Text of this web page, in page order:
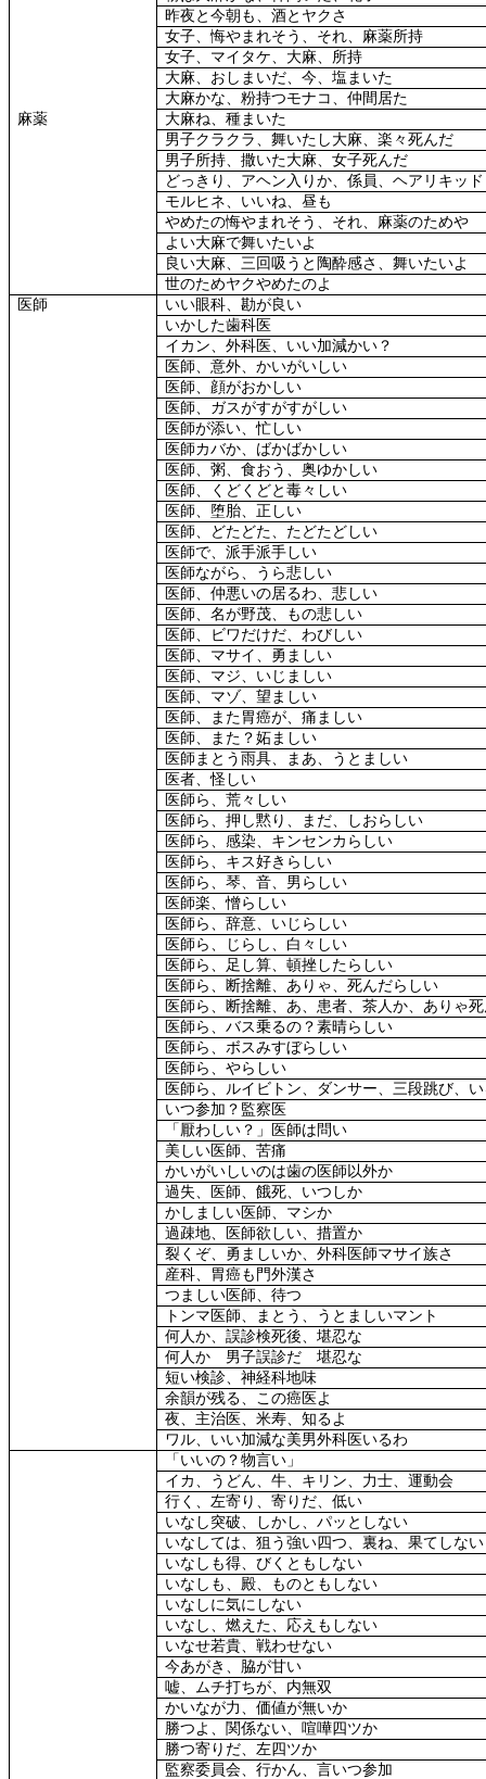
麻薬
昨夜と今朝も、酒とヤクさ
女子、悔やまれそう、それ、麻薬所持
女子、マイタケ、大麻、所持
大麻、おしまいだ、今、塩まいた
大麻かな、粉持つモナコ、仲間居た
大麻ね、種まいた
男子クラクラ、舞いたし大麻、楽々死んだ
男子所持、撒いた大麻、女子死んだ
どっきり、アヘン入りか、係員、ヘアリキッド
モルヒネ、いいね、昼も
やめたの悔やまれそう、それ、麻薬のためや
よい大麻で舞いたいよ
良い大麻、三回吸うと陶酔感さ、舞いたいよ
世のためヤクやめたのよ
医師
いい眼科、勘が良い
いかした歯科医
イカン、外科医、いい加減かい？
医師、意外、かいがいしい
医師、顔がおかしい
医師、ガスがすがすがしい
医師が添い、忙しい
医師カバか、ばかばかしい
医師、粥、食おう、奥ゆかしい
医師、くどくどと毒々しい
医師、堕胎、正しい
医師、どたどた、たどたどしい
医師で、派手派手しい
医師ながら、うら悲しい
医師、仲悪いの居るわ、悲しい
医師、名が野茂、もの悲しい
医師、ビワだけだ、わびしい
医師、マサイ、勇ましい
医師、マジ、いじましい
医師、マゾ、望ましい
医師、また胃癌が、痛ましい
医師、また？妬ましい
医師まとう雨具、まあ、うとましい
医者、怪しい
医師ら、荒々しい
医師ら、押し黙り、まだ、しおらしい
医師ら、感染、キンセンカらしい
医師ら、キス好きらしい
医師ら、琴、音、男らしい
医師楽、憎らしい
医師ら、辞意、いじらしい
医師ら、じらし、白々しい
医師ら、足し算、頓挫したらしい
医師ら、断捨離、ありゃ、死んだらしい
医師ら、断捨離、あ、患者、茶人か、ありゃ
医師ら、バス乗るの？素晴らしい
医師ら、ボスみすぼらしい
医師ら、やらしい
医師ら、ルイビトン、ダンサー、三段跳び、
いつ参加？監察医
「厭わしい？」医師は問い
美しい医師、苦痛
かいがいしいのは歯の医師以外か
過失、医師、餓死、いつしか
かしましい医師、マシか
過疎地、医師欲しい、措置か
裂くぞ、勇ましいか、外科医師マサイ族さ
産科、胃癌も門外漢さ
つましい医師、待つ
トンマ医師、まとう、うとましいマント
何人か、誤診検死後、堪忍な
何人か 男子誤診だ 堪忍な
短い検診、神経科地味
余韻が残る、この癌医よ
夜、主治医、米寿、知るよ
ワル、いい加減な美男外科医いるわ
「いいの？物言い」
イカ、うどん、牛、キリン、力士、運動会
行く、左寄り、寄りだ、低い
いなし突破、しかし、パッとしない
いなしては、狙う強い四つ、裏ね、果てしない
いなしも得、びくともしない
いなしも、殿、ものともしない
いなしに気にしない
いなし、燃えた、応えもしない
いなせ若貴、戦わせない
今あがき、脇が甘い
嘘、ムチ打ちが、内無双
かいなが力、価値が無いか
勝つよ、関係ない、喧嘩四ツか
勝つ寄りだ、左四ツか
監察委員会、行かん、言いつ参加